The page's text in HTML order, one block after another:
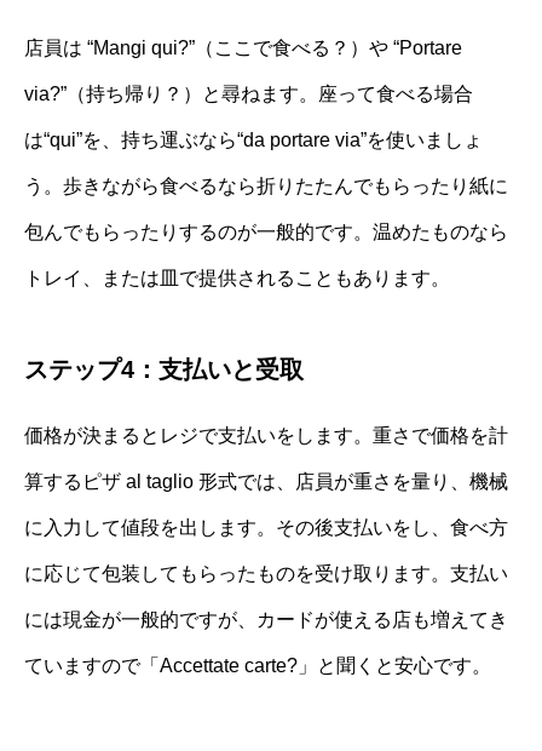
店員は “Mangi qui?”（ここで食べる？）や “Portare
via?”（持ち帰り？）と尋ねます。座って食べる場合
は“qui”を、持ち運ぶなら“da portare via”を使いましょ
う。歩きながら食べるなら折りたたんでもらったり紙に
包んでもらったりするのが一般的です。温めたものなら
トレイ、または皿で提供されることもあります。
ステップ4：支払いと受取
価格が決まるとレジで支払いをします。重さで価格を計
算するピザ al taglio 形式では、店員が重さを量り、機械
に入力して値段を出します。その後支払いをし、食べ方
に応じて包装してもらったものを受け取ります。支払い
には現金が一般的ですが、カードが使える店も増えてき
ていますので「Accettate carte?」と聞くと安心です。